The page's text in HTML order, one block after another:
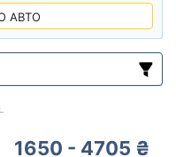
1650 - 4705 ₴
АВТО